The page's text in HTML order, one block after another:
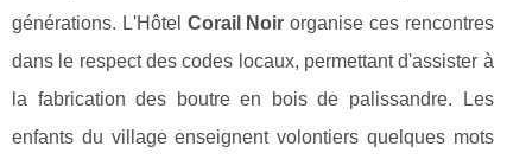
générations. L'Hôtel Corail Noir organise ces rencontres
dans le respect des codes locaux, permettant d'assister à
la fabrication des boutre en bois de palissandre. Les
enfants du village enseignent volontiers quelques mots